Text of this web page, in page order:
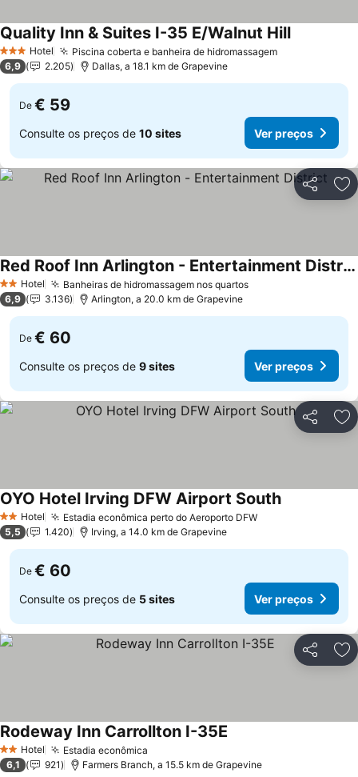
3 EstrelasHotel Piscina coberta e banheira de hidromassagemVer preços
Quality Inn & Suites I-35 E/Walnut HillVer preços
6,9 2.205 Dallas, a 18.1 km de Grapevine
De € 59
Consulte os preços de 10 sites Ver preços
Partilhar
2 Estrelas
Hotel Banheiras de hidromassagem nos quartosVer preços
Red Roof Inn Arlington - Entertainment District
Ver preços
6,9 3.136 Arlington, a 20.0 km de Grapevine
De € 60
Consulte os preços de 9 sites Ver preços
Partilhar
2 Estrelas
Hotel Estadia econômica perto do Aeroporto DFWVer preços
OYO Hotel Irving DFW Airport SouthVer preços
5,5 1.420 Irving, a 14.0 km de Grapevine
De € 60
Consulte os preços de 5 sites Ver preços
Partilhar
2 Estrelas
Hotel Estadia econômica
Rodeway Inn Carrollton I-35E
6,1 921 Farmers Branch, a 15.5 km de Grapevine